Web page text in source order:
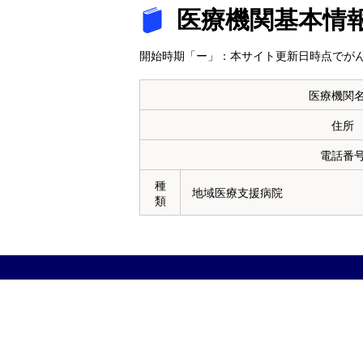
医療機関基本情
開始時期「ー」：本サイト更新日時点でが
医療機関
住所
電話番
種
類
地域医療支援病院